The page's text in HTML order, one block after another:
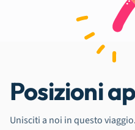
Posizioni
Unisciti a noi in questo